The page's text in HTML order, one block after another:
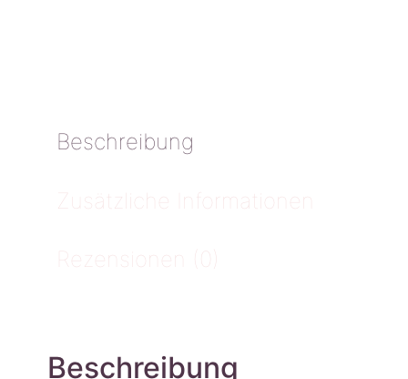
Beschreibung
Zusätzliche Informationen
Rezensionen (0)
Beschreibung